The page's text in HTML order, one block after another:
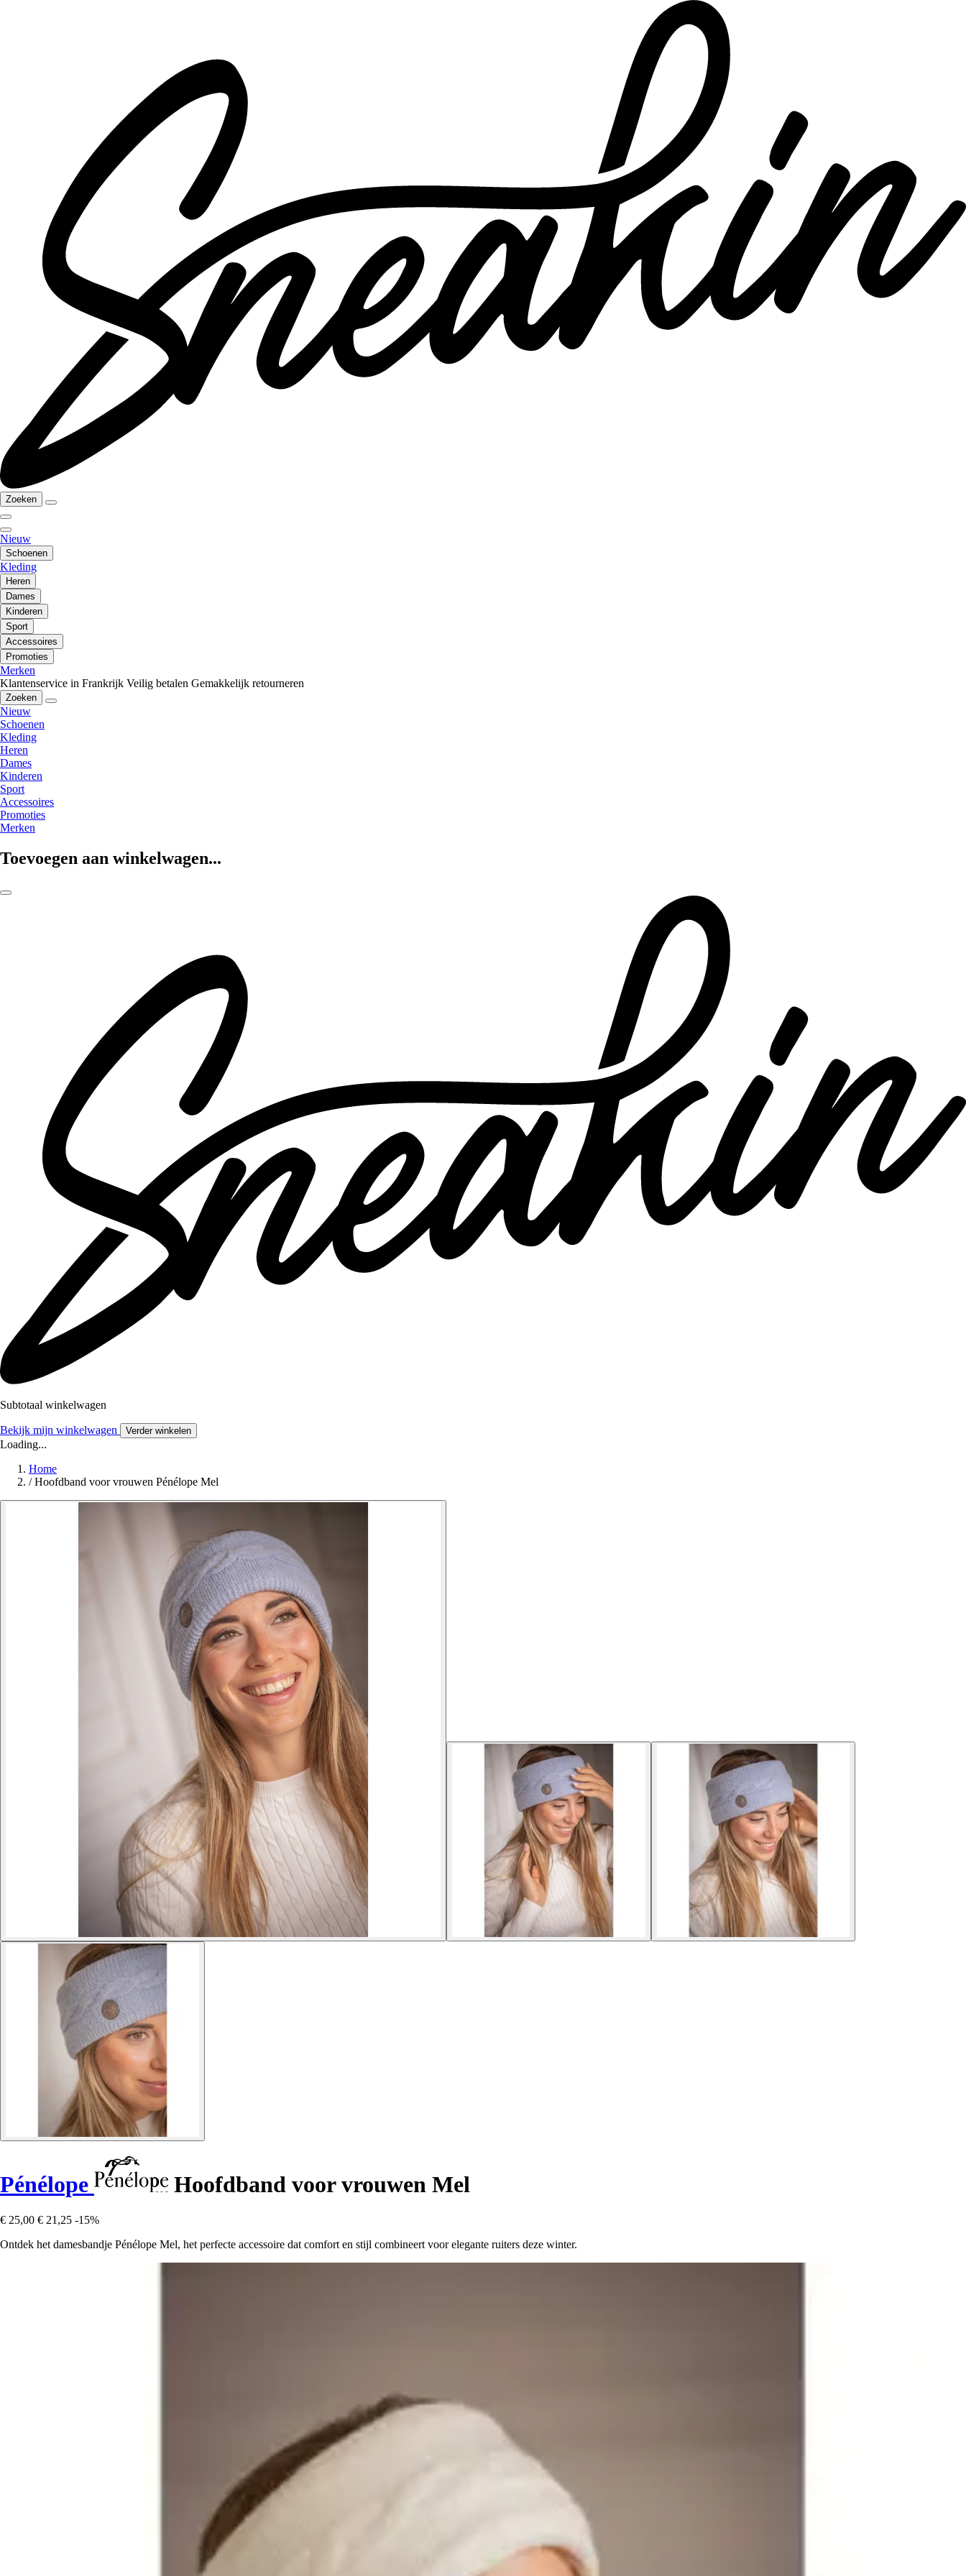
Zoeken
Nieuw
Schoenen
Kleding
Heren
Dames
Kinderen
Sport
Accessoires
Promoties
Merken
Klantenservice in Frankrijk Veilig betalen Gemakkelijk retourneren
Zoeken
Nieuw
Schoenen
Kleding
Heren
Dames
Kinderen
Sport
Accessoires
Promoties
Merken
Toevoegen aan winkelwagen...
Subtotaal winkelwagen
Bekijk mijn winkelwagen Verder winkelen
Loading...
Home
/ Hoofdband voor vrouwen Pénélope Mel
Pénélope Hoofdband voor vrouwen Mel
€ 25,00 € 21,25 -15%
Ontdek het damesbandje Pénélope Mel, het perfecte accessoire dat comfort en stijl combineert voor elegante ruiters deze winter.